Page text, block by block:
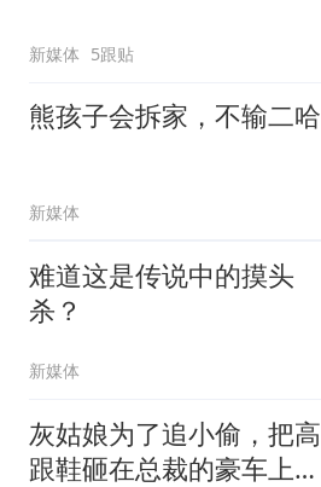
新媒体 5跟贴
熊孩子会拆家，不输二哈
新媒体
难道这是传说中的摸头
杀？
新媒体
灰姑娘为了追小偷，把高
跟鞋砸在总裁的豪车上，